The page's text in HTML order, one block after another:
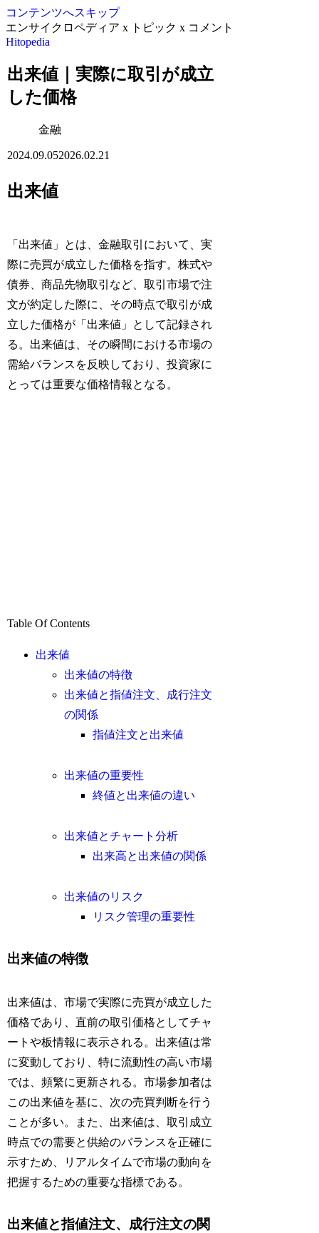
コンテンツへスキップ
エンサイクロペディア x トピック x コメント
Hitopedia
出来値｜実際に取引が成立
した価格
金融
2024.09.052026.02.21
出来値
「出来値」とは、金融取引において、実
際に売買が成立した価格を指す。株式や
債券、商品先物取引など、取引市場で注
文が約定した際に、その時点で取引が成
立した価格が「出来値」として記録され
る。出来値は、その瞬間における市場の
需給バランスを反映しており、投資家に
とっては重要な価格情報となる。
Table Of Contents
出来値
出来値の特徴
出来値と指値注文、成行注文
の関係
指値注文と出来値
出来値の重要性
終値と出来値の違い
出来値とチャート分析
出来高と出来値の関係
出来値のリスク
リスク管理の重要性
出来値の特徴
出来値は、市場で実際に売買が成立した
価格であり、直前の取引価格としてチャ
ートや板情報に表示される。出来値は常
に変動しており、特に流動性の高い市場
では、頻繁に更新される。市場参加者は
この出来値を基に、次の売買判断を行う
ことが多い。また、出来値は、取引成立
時点での需要と供給のバランスを正確に
示すため、リアルタイムで市場の動向を
把握するための重要な指標である。
出来値と指値注文、成行注文の関